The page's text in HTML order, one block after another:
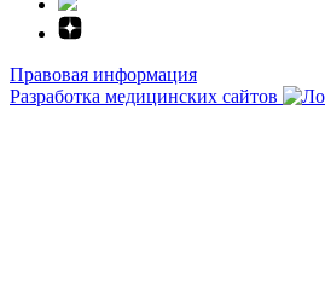
Правовая информация
Разработка медицинских сайтов